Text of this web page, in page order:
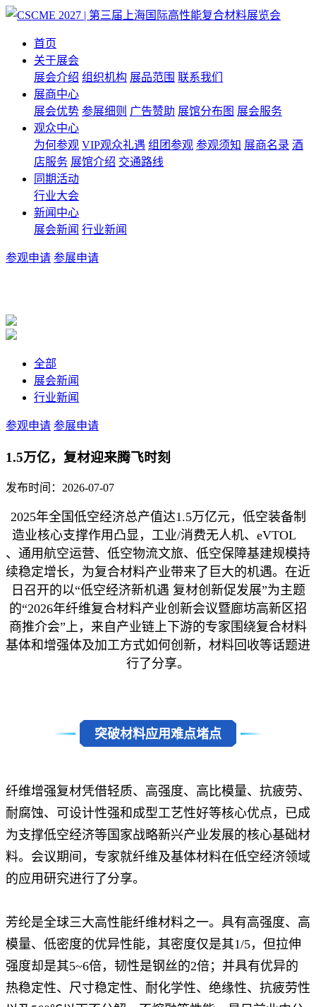
首页
关于展会
展会介绍 组织机构 展品范围 联系我们
展商中心
展会优势 参展细则 广告赞助 展馆分布图 展会服务
观众中心
为何参观 VIP观众礼遇 组团参观 参观须知 展商名录 酒
店服务 展馆介绍 交通路线
同期活动
行业大会
新闻中心
展会新闻 行业新闻
参观申请 参展申请
全部
展会新闻
行业新闻
参观申请 参展申请
1.5万亿，复材迎来腾飞时刻
发布时间：2026-07-07
2025年全国低空经济总产值达1.5万亿元，低空装备制
造业核心支撑作用凸显，工业/消费无人机、 eVTOL
、通用航空运营、低空物流文旅、低空保障基建规模持
续稳定增长，为复合材料产业带来了巨大的机遇。在近
日召开的以“低空经济新机遇 复材创新促发展”为主题
的“2026年纤维复合材料产业创新会议暨廊坊高新区招
商推介会”上，来自产业链上下游的专家围绕复合材料
基体和增强体及加工方式如何创新，材料回收等话题进
行了分享。
突破材料应用难点堵点
纤维增强复材凭借轻质、高强度、高比模量、抗疲劳、
耐腐蚀、可设计性强和成型工艺性好等核心优点，已成
为支撑低空经济等国家战略新兴产业发展的核心基础材
料。会议期间，专家就纤维及基体材料在低空经济领域
的应用研究进行了分享。
芳纶是全球三大高性能纤维材料之一。具有高强度、高
模量、低密度的优异性能，其密度仅是其1/5，但拉伸
强度却是其5~6倍，韧性是钢丝的2倍；并具有优异的
热稳定性、尺寸稳定性、耐化学性、绝缘性、抗疲劳性